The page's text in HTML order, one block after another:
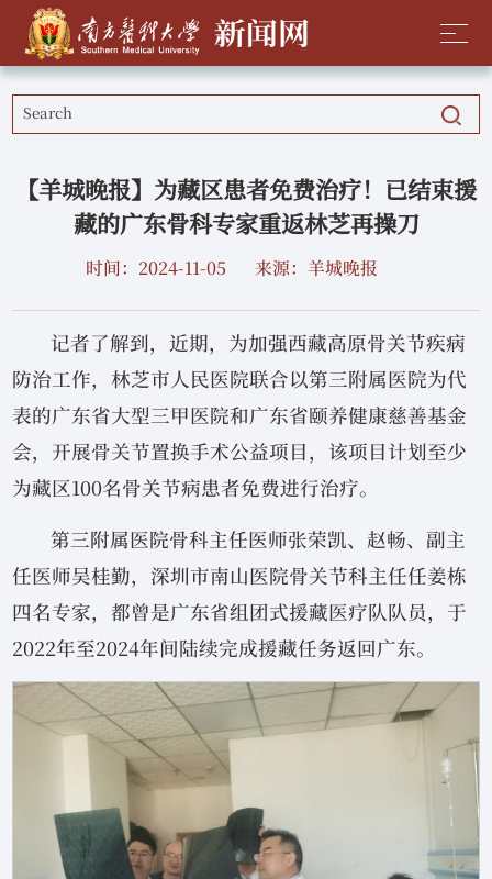
【羊城晚报】为藏区患者免费治疗！已结束援
藏的广东骨科专家重返林芝再操刀
时间：2024-11-05 来源：羊城晚报
记者了解到，近期，为加强西藏高原骨关节疾病
防治工作，林芝市人民医院联合以第三附属医院为代
表的广东省大型三甲医院和广东省颐养健康慈善基金
会，开展骨关节置换手术公益项目，该项目计划至少
为藏区100名骨关节病患者免费进行治疗。
第三附属医院骨科主任医师张荣凯、赵畅、副主
任医师吴桂勤，深圳市南山医院骨关节科主任任姜栋
四名专家，都曾是广东省组团式援藏医疗队队员，于
2022年至2024年间陆续完成援藏任务返回广东。